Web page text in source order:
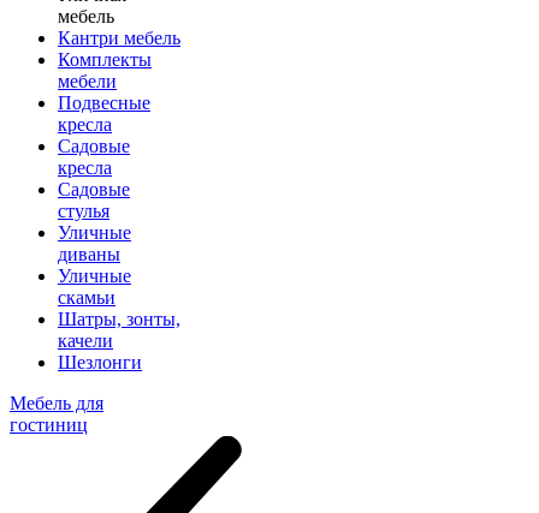
мебель
Кантри мебель
Комплекты
мебели
Подвесные
кресла
Садовые
кресла
Садовые
стулья
Уличные
диваны
Уличные
скамьи
Шатры, зонты,
качели
Шезлонги
Мебель для
гостиниц